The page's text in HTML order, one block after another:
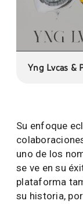
Yng Lvcas &
Su enfoque
uno de los
se ve en su
plataforma
su historia,